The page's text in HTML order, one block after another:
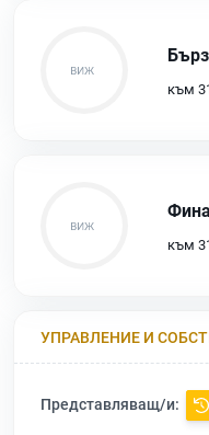
към
към
УПРАВЛЕНИЕ И
Представляващ/и: